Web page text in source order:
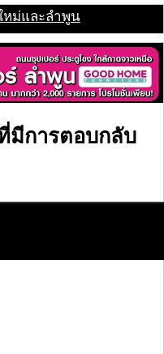
หม่และลำพูน
มีการตอบกลับ